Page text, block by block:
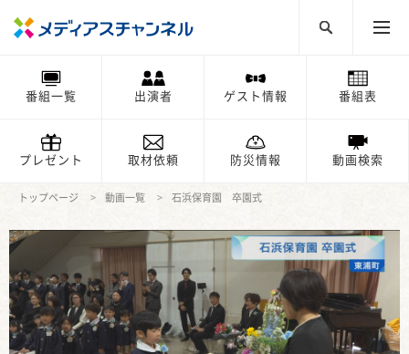
番組一覧 出演者 ゲスト情報 番組表
プレゼント 取材依頼 防災情報 動画検索
トップページ 動画一覧 石浜保育園 卒園式